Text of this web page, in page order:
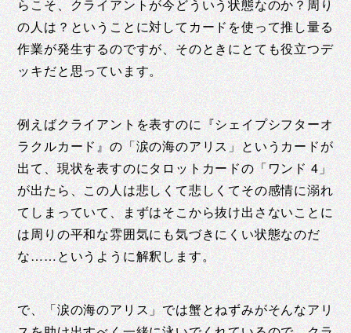
らこそ、クライアントが今どういう状態なのか？周り
の人は？ということに対してカードを使って推し量る
作業が発生するのですが、そのときにとても役立つデ
ッキだと思っています。
例えばクライアントを表すのに『シェイプシフターオ
ラクルカード』の「涙の海のアリス」というカードが
出て、現状を表すのにタロットカードの「ワンド 4」
が出たら、この人は悲しくて悲しくてその感情に溺れ
てしまっていて、まずはそこから抜け出さないことに
は周りの平和な雰囲気にも気づきにくい状態なのだ
な……というように解釈します。
で、「涙の海のアリス」では蟹とねずみがそんなアリ